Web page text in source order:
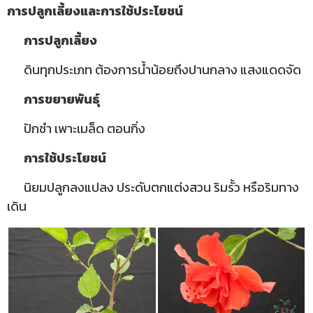
การปลูกเลี้ยงและการใช้ประโยชน์
การปลูกเลี้ยง
ดินทุกประเภท ต้องการน้ำน้อยถึงปานกลาง แสงแดดจัด
การขยายพันธุ์
ปักชำ เพาะเมล็ด ตอนกิ่ง
การใช้ประโยชน์
นิยมปลูกลงแปลง ประดับตกแต่งสวน ริมรั้ว หรือริมทาง
เดิน